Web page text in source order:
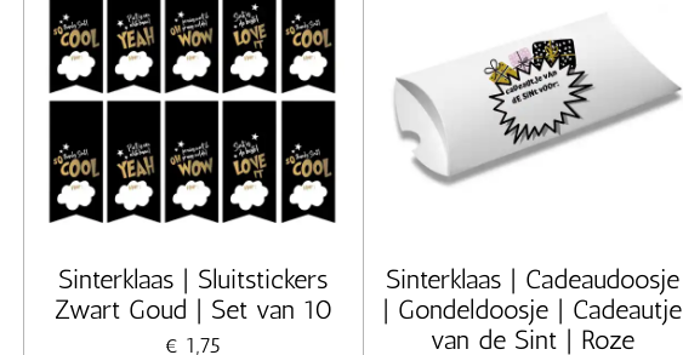
Sinterklaas | Sluitstickers
Zwart Goud | Set van 10
€ 1,75
Sinterklaas | Cadeaudoosje
| Gondeldoosje | Cadeautje
van de Sint | Roze